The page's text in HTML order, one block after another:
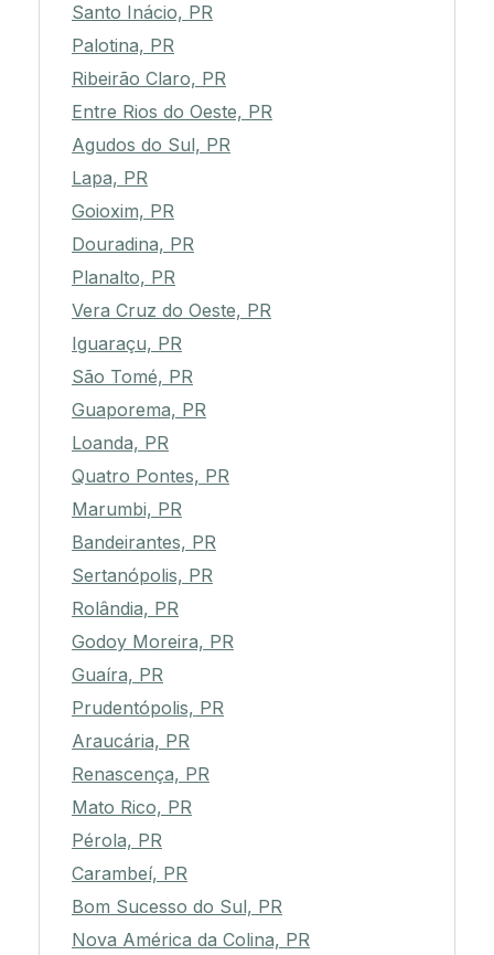
Santo Inácio, PR
Palotina, PR
Ribeirão Claro, PR
Entre Rios do Oeste, PR
Agudos do Sul, PR
Lapa, PR
Goioxim, PR
Douradina, PR
Planalto, PR
Vera Cruz do Oeste, PR
Iguaraçu, PR
São Tomé, PR
Guaporema, PR
Loanda, PR
Quatro Pontes, PR
Marumbi, PR
Bandeirantes, PR
Sertanópolis, PR
Rolândia, PR
Godoy Moreira, PR
Guaíra, PR
Prudentópolis, PR
Araucária, PR
Renascença, PR
Mato Rico, PR
Pérola, PR
Carambeí, PR
Bom Sucesso do Sul, PR
Nova América da Colina, PR